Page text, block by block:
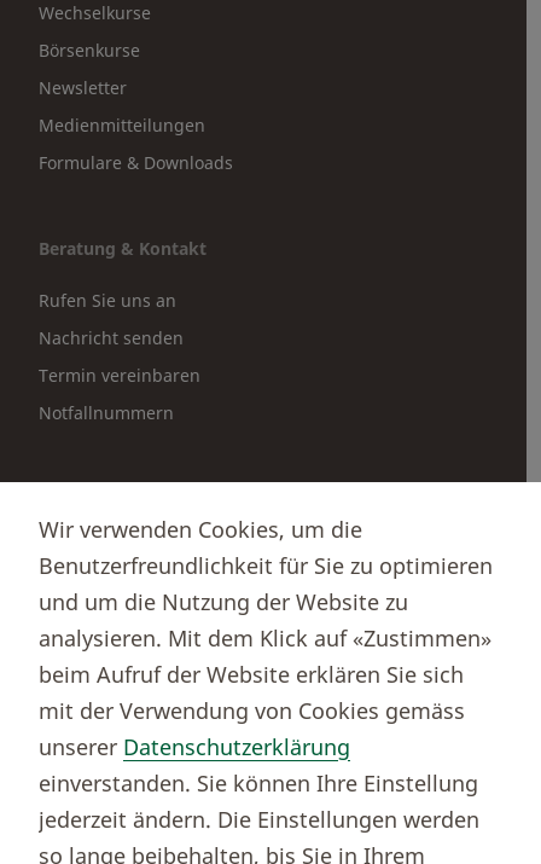
Wechselkurse
Börsenkurse
Newsletter
Medienmitteilungen
Formulare & Downloads
Beratung & Kontakt
Rufen Sie uns an
Nachricht senden
Termin vereinbaren
Notfallnummern
Börsenportal Yourmoney
Thurgauer Kantonalbank
Bankenclearingnr.
784
BIC (SWIFT)
KBTGCH22
Weitere TKB Nummern
Rechtliche Hinweise
Wir verwenden Cookies, um die
Benutzerfreundlichkeit für Sie zu optimieren
und um die Nutzung der Website zu
analysieren. Mit dem Klick auf «Zustimmen»
beim Aufruf der Website erklären Sie sich
mit der Verwendung von Cookies gemäss
unserer Datenschutzerklärung
einverstanden. Sie können Ihre Einstellung
jederzeit ändern. Die Einstellungen werden
so lange beibehalten, bis Sie in Ihrem